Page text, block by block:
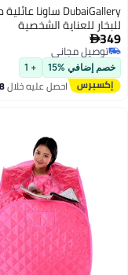
DubaiGallery ساونا عائلية محمولة
للعناية الشخصية
مجاني
مجاني
%15
+ 1
احصل عليه خلال8 اغسطس